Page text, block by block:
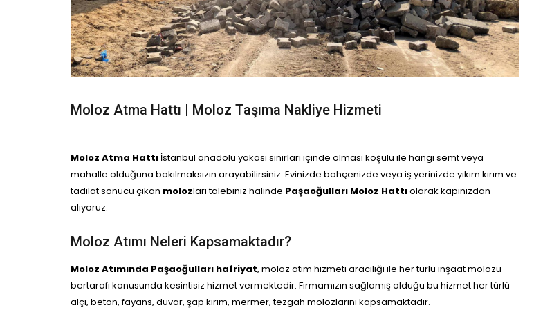
Moloz Atma Hattı | Moloz Taşıma Nakliye Hizmeti
Moloz Atma Hattı İstanbul anadolu yakası sınırları içinde olması koşulu ile hangi semt veya
mahalle olduğuna bakılmaksızın arayabilirsiniz. Evinizde bahçenizde veya iş yerinizde yıkım kırım ve
tadilat sonucu çıkan molozları talebiniz halinde Paşaoğulları Moloz Hattıolarak kapınızdan
alıyoruz.
Moloz Atımı Neleri Kapsamaktadır?
Moloz Atımında Paşaoğulları hafriyat, moloz atım hizmeti aracılığı ile her türlü inşaat molozu
bertarafı konusunda kesintisiz hizmet vermektedir. Firmamızın sağlamış olduğu bu hizmet her türlü
alçı, beton, fayans, duvar, şap kırım, mermer, tezgah molozlarını kapsamaktadır.